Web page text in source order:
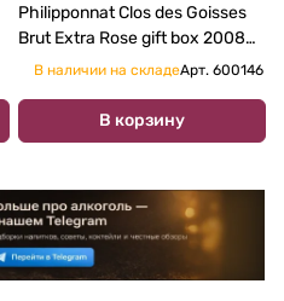
Philipponnat Clos des Goisses
Brut Extra Rose gift box 2008
750 мл
В наличии на складеАрт. 600146
В корзину